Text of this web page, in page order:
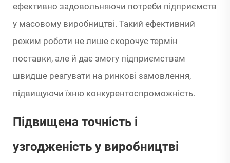
ефективно задовольняючи потреби підприємств
у масовому виробництві. Такий ефективний
режим роботи не лише скорочує термін
поставки, але й дає змогу підприємствам
швидше реагувати на ринкові замовлення,
підвищуючи їхню конкурентоспроможність.
Підвищена точність і
узгодженість у виробництві